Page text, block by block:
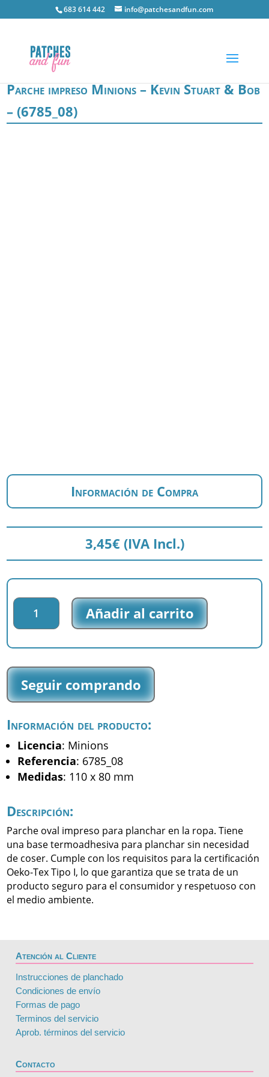
683 614 442 info@patchesandfun.com
Parche impreso Minions – Kevin Stuart & Bob
– (6785_08)
Información de Compra
3,45€ (IVA Incl.)
Parche
impreso
Minions
-
Stuart
Bob
(6785_08)
cantidad
Añadir al carrito
Seguir comprando
Información del producto:
Licencia: Minions
Referencia: 6785_08
Medidas: 110 x 80 mm
Descripción:
Parche oval impreso para planchar en la ropa. Tiene
una base termoadhesiva para planchar sin necesidad
de coser. Cumple con los requisitos para la certificación
Oeko-Tex Tipo I, lo que garantiza que se trata de un
producto seguro para el consumidor y respetuoso con
el medio ambiente.
Atención al Cliente
Instrucciones de planchado
Condiciones de envío
Formas de pago
Terminos del servicio
Aprob. términos del servicio
Contacto